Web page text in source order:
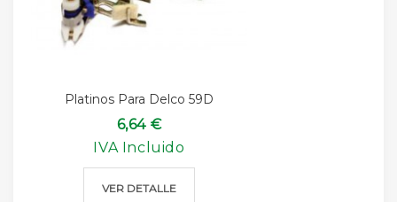
Platinos Para Delco 59D
6,64 €
IVA Incluido
VER DETALLE